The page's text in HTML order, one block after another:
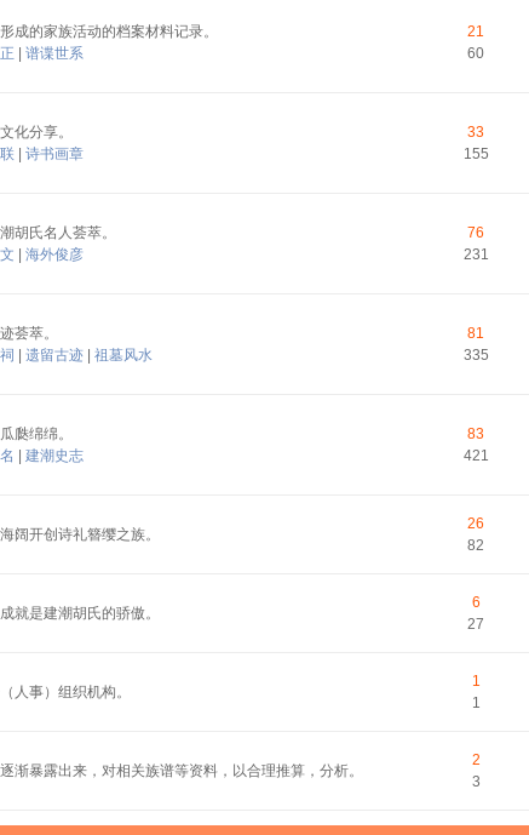
成的家族活动的档案材料记录。
谱谍世系
21
60
化分享。
诗书画章
33
155
胡氏名人荟萃。
海外俊彦
76
231
荟萃。
遗留古迹
祖墓风水
81
335
瓞绵绵。
建潮史志
83
421
阔开创诗礼簪缨之族。
26
82
就是建潮胡氏的骄傲。
6
27
人事）组织机构。
1
1
渐暴露出来，对相关族谱等资料，以合理推算，分析。
2
3